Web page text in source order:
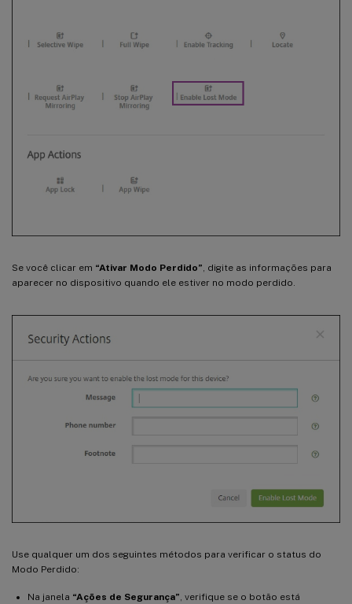
Se você clicar em “Ativar Modo Perdido” , digite as informações para
aparecer no dispositivo quando ele estiver no modo perdido.
Use qualquer um dos seguintes métodos para verificar o status do
Modo Perdido:
Na janela “Ações de Segurança”, verifique se o botão está